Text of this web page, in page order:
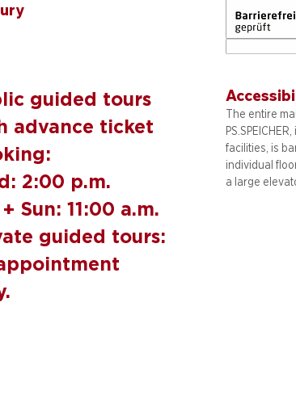
guided tours
advance ticket
2:00 p.m.
Sun: 11:00 a.m.
guided tours:
The entire
facilities, is
individual
a large